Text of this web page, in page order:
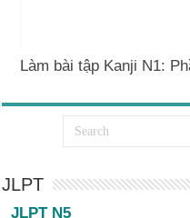
Làm bài tập Kanji N1:
JLPT
JLPT N5